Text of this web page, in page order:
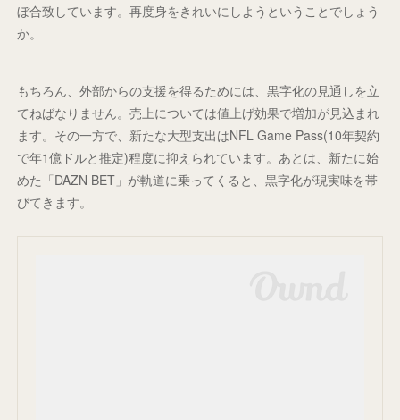
ぼ合致しています。再度身をきれいにしようということでしょう
か。
もちろん、外部からの支援を得るためには、黒字化の見通しを立
てねばなりません。売上については値上げ効果で増加が見込まれ
ます。その一方で、新たな大型支出はNFL Game Pass(10年契約
で年1億ドルと推定)程度に抑えられています。あとは、新たに始
めた「DAZN BET」が軌道に乗ってくると、黒字化が現実味を帯
びてきます。